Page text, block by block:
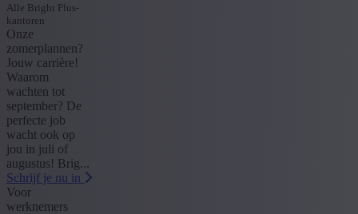
Alle Bright Plus-
kantoren
Onze
zomerplannen?
Jouw carrière!
Waarom
wachten tot
september? De
perfecte job
wacht ook op
jou in juli of
augustus! Brig...
Schrijf je nu in
Voor
werknemers